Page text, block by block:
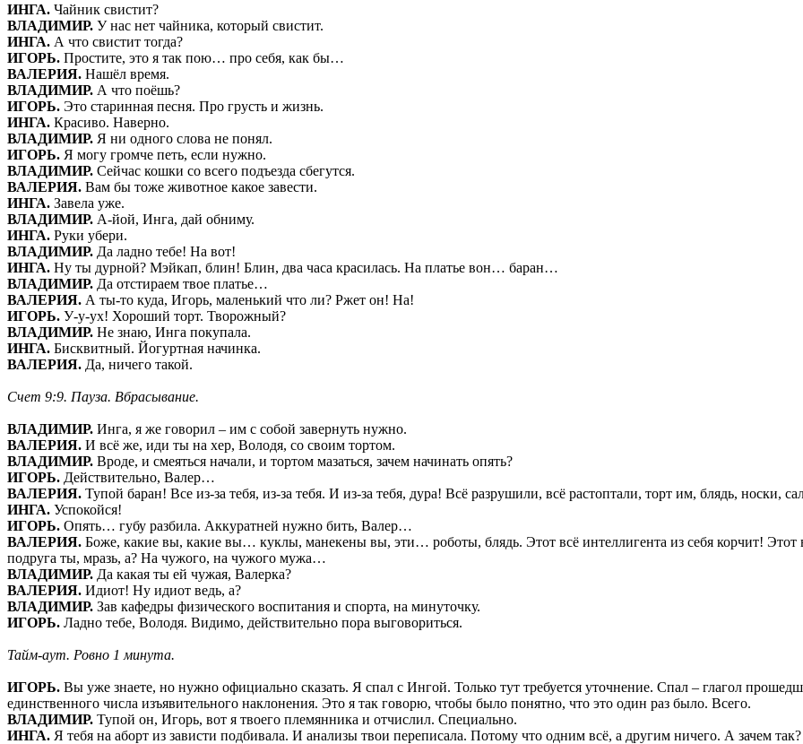
ИНГА. Чайник свистит?
ВЛАДИМИР. У нас нет чайника, который свистит.
ИНГА. А что свистит тогда?
ИГОРЬ. Простите, это я так пою… про себя, как бы…
ВАЛЕРИЯ. Нашёл время.
ВЛАДИМИР. А что поёшь?
ИГОРЬ. Это старинная песня. Про грусть и жизнь.
ИНГА. Красиво. Наверно.
ВЛАДИМИР. Я ни одного слова не понял.
ИГОРЬ. Я могу громче петь, если нужно.
ВЛАДИМИР. Сейчас кошки со всего подъезда сбегутся.
ВАЛЕРИЯ. Вам бы тоже животное какое завести.
ИНГА. Завела уже.
ВЛАДИМИР. А-йой, Инга, дай обниму.
ИНГА. Руки убери.
ВЛАДИМИР. Да ладно тебе! На вот!
ИНГА. Ну ты дурной? Мэйкап, блин! Блин, два часа красилась. На платье вон… баран…
ВЛАДИМИР. Да отстираем твое платье…
ВАЛЕРИЯ. А ты-то куда, Игорь, маленький что ли? Ржет он! На!
ИГОРЬ. У-у-ух! Хороший торт. Творожный?
ВЛАДИМИР. Не знаю, Инга покупала.
ИНГА. Бисквитный. Йогуртная начинка.
ВАЛЕРИЯ. Да, ничего такой.
Счет 9:9. Пауза. Вбрасывание.
ВЛАДИМИР. Инга, я же говорил – им с собой завернуть нужно.
ВАЛЕРИЯ. И всё же, иди ты на хер, Володя, со своим тортом.
ВЛАДИМИР. Вроде, и смеяться начали, и тортом мазаться, зачем начинать опять?
ИГОРЬ. Действительно, Валер…
ВАЛЕРИЯ. Тупой баран! Все из-за тебя, из-за тебя. И из-за тебя, дура! Всё разрушили, всё растоптали, торт им, блядь, носки,
ИНГА. Успокойся!
ИГОРЬ. Опять… губу разбила. Аккуратней нужно бить, Валер…
ВАЛЕРИЯ. Боже, какие вы, какие вы… куклы, манекены вы, эти… роботы, блядь. Этот всё интеллигента из себя корчит! Этот
подруга ты, мразь, а? На чужого, на чужого мужа…
ВЛАДИМИР. Да какая ты ей чужая, Валерка?
ВАЛЕРИЯ. Идиот! Ну идиот ведь, а?
ВЛАДИМИР. Зав кафедры физического воспитания и спорта, на минуточку.
ИГОРЬ. Ладно тебе, Володя. Видимо, действительно пора выговориться.
Тайм-аут. Ровно 1 минута.
ИГОРЬ. Вы уже знаете, но нужно официально сказать. Я спал с Ингой. Только тут требуется уточнение. Спал – глагол
единственного числа изъявительного наклонения. Это я так говорю, чтобы было понятно, что это один раз было. Всего.
ВЛАДИМИР. Тупой он, Игорь, вот я твоего племянника и отчислил. Специально.
ИНГА. Я тебя на аборт из зависти подбивала. И анализы твои переписала. Потому что одним всё, а другим ничего. А зачем так?